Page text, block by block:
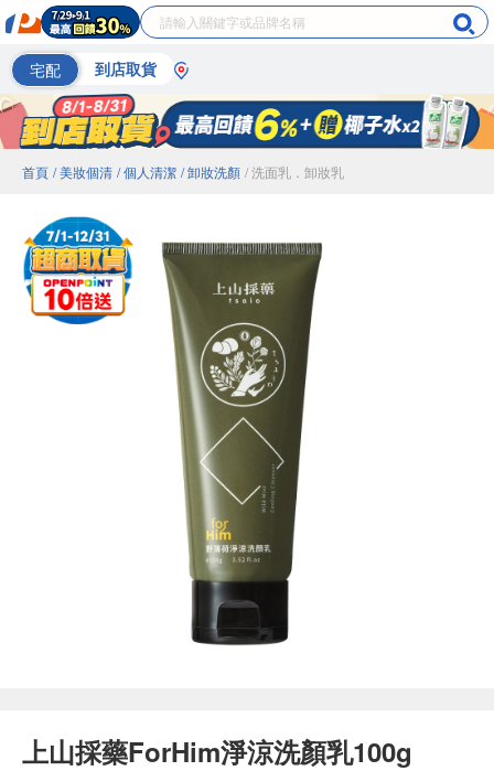
宅配 到店取貨
首頁 / 美妝個清 / 個人清潔 / 卸妝洗顏 / 洗面乳．卸妝乳
上山採藥ForHim淨涼洗顏乳100g